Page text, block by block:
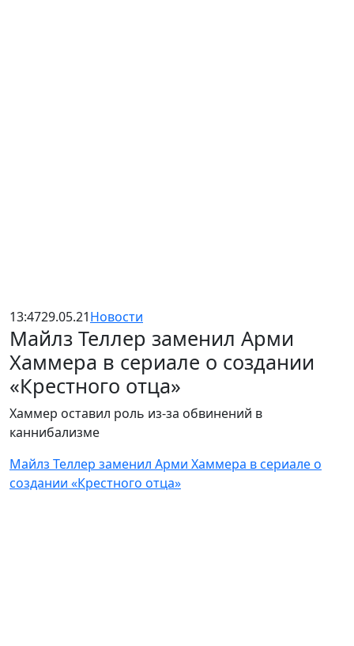
13:4729.05.21Новости
Майлз Теллер заменил Арми
Хаммера в сериале о создании
«Крестного отца»
Хаммер оставил роль из-за обвинений в
каннибализме
Майлз Теллер заменил Арми Хаммера в сериале о
создании «Крестного отца»